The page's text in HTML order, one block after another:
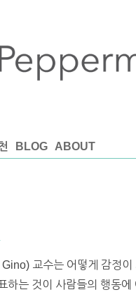
BLOG ABOUT
교수는 어떻게 감정
는 것이 사람들의 행동